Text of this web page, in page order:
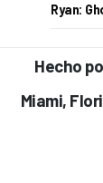
Ryan:
Hecho
Miami,